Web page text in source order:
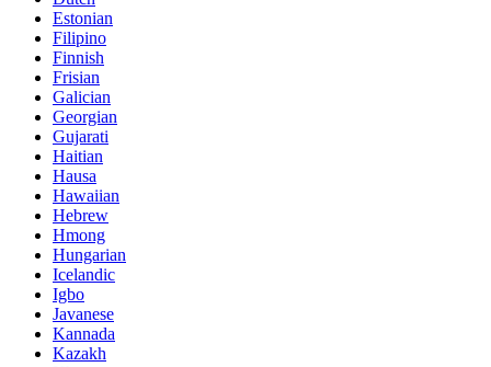
Estonian
Filipino
Finnish
Frisian
Galician
Georgian
Gujarati
Haitian
Hausa
Hawaiian
Hebrew
Hmong
Hungarian
Icelandic
Igbo
Javanese
Kannada
Kazakh